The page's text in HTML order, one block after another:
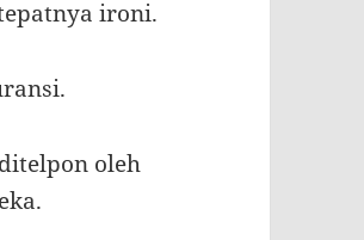
ironi.
oleh